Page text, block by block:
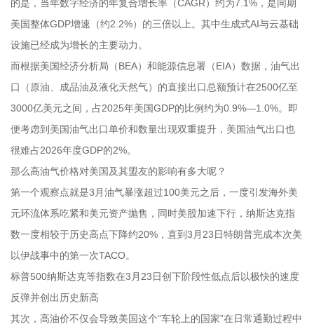
的是，当年数字经济的年复合增长率（CAGR）约为7.1%，是同期
美国整体GDP增速（约2.2%）的三倍以上。其中生成式AI与云基础
设施已经成为增长的主要动力。
而根据美国经济分析局（BEA）和能源信息署（EIA）数据，油气出
口（原油、成品油及液化天然气）的直接出口总额预计在2500亿至
3000亿美元之间，占2025年美国GDP的比例约为0.9%—1.0%。即
便考虑到美国油气出口单价和数量出现双重提升，美国油气出口也
很难占2026年度GDP的2%。
那么高油气价格对美国及其盟友的影响有多大呢？
第一个观察点就是3月油气暴涨超过100美元之后，一度引发海外美
元环流体系吃紧和美元资产抛售，同时美股加速下行，纳斯达克指
数一度相较于历史高点下降约20%，直到3月23日特朗普完成本次美
以伊战事中的第一次TACO。
标普500纳斯达克等指数在3月23日创下阶段性低点后以极快的速度
反弹并创出历史新高
其次，高油价不仅会导致美国这个“车轮上的国家”在日常通勤过程中